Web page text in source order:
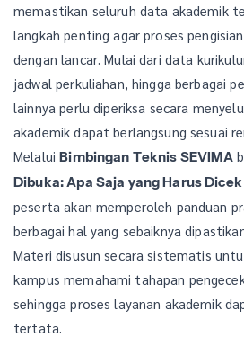
memastikan seluruh data akademik
langkah penting agar proses
dengan lancar. Mulai dari data
jadwal perkuliahan, hingga berbagai
lainnya perlu diperiksa secara
akademik dapat berlangsung sesuai
MelaluiBimbingan Teknis SEVIMA
Dibuka: Apa Saja yang Harus
peserta akan memperoleh panduan
berbagai hal yang sebaiknya
Materi disusun secara sistematis
kampus memahami tahapan
sehingga proses layanan akademik
tertata.